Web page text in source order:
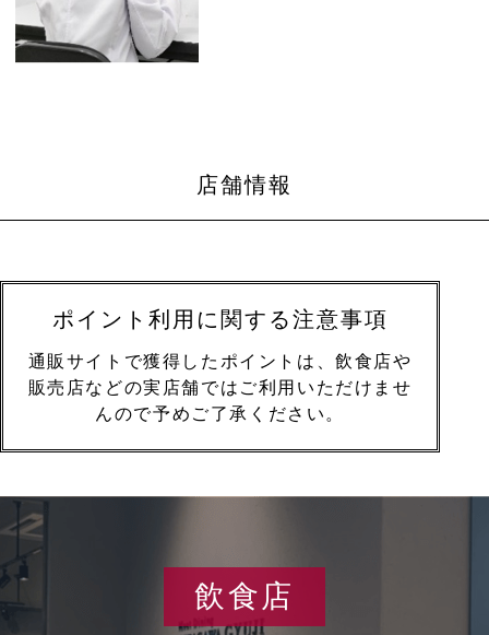
店舗情報
ポイント利用に関する注意事項
通販サイトで獲得したポイントは、飲食店や
販売店などの実店舗ではご利用いただけませ
んので予めご了承ください。
飲食店